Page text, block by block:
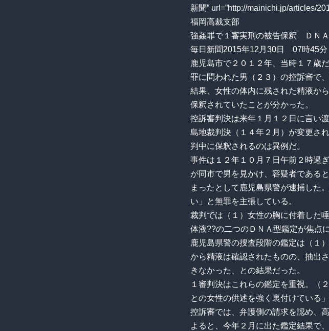
新聞” url=”http://mainichi.jp/articles/
福岡高裁支部
強姦罪で１審実刑の被告保釈 ＤＮＡ
毎日新聞2015年12月30日 07時45
鹿児島市で２０１２年、当時１７歳
罪に問われた男（２３）の控訴審で
結果、女性の体内に残された精液か
保釈されていたことが分かった。
控訴審判決は来年１月１２日に言い
島地裁判決（１４年２月）が変更さ
判中に保釈されるのは異例だ。
事件は１２年１０月７日午前２時過
が同市で男を見かけ、容疑者である
まったとして鹿児島県警が逮捕した
い」と無罪を主張している。
裁判では（１）女性の胸に付着した
体液??の二つのＤＮＡ型鑑定が焦点
鹿児島県警の捜査段階の鑑定は（１
から精液は確認されたものの、抽出
きなかった、との結果だった。
１審判決はこれらの鑑定を重視。（
との女性の供述を強く裏付けている
控訴審では、弁護側の請求を認め、
よると、今年２月に出た鑑定結果で